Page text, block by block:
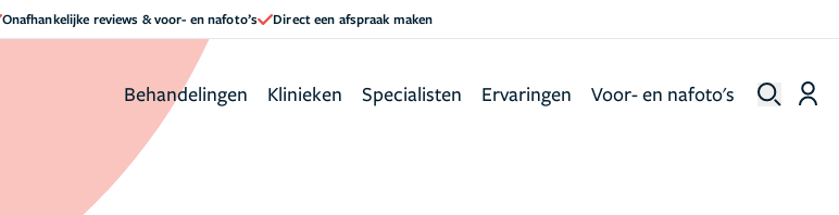
Onafhankelijke reviews & voor- en nafoto’s Direct een afspraak maken
Behandelingen Klinieken Specialisten Ervaringen Voor- en nafoto's